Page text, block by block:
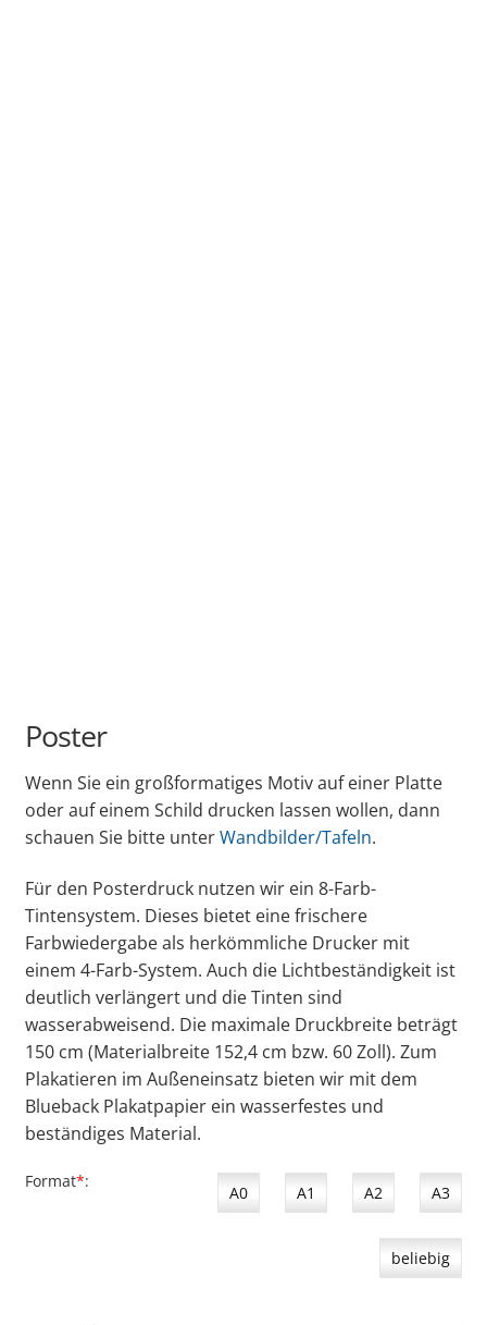
Poster
Wenn Sie ein großformatiges Motiv auf einer Platte
oder auf einem Schild drucken lassen wollen, dann
schauen Sie bitte unterWandbilder/Tafeln.
Für den Posterdruck nutzen wir ein 8-Farb-
Tintensystem. Dieses bietet eine frischere
Farbwiedergabe als herkömmliche Drucker mit
einem 4-Farb-System. Auch die Lichtbeständigkeit ist
deutlich verlängert und die Tinten sind
wasserabweisend. Die maximale Druckbreite beträgt
150 cm (Materialbreite 152,4 cm bzw. 60 Zoll). Zum
Plakatieren im Außeneinsatz bieten wir mit dem
Blueback Plakatpapier ein wasserfestes und
beständiges Material.
Format*
A0 A1 A2 A3
beliebig